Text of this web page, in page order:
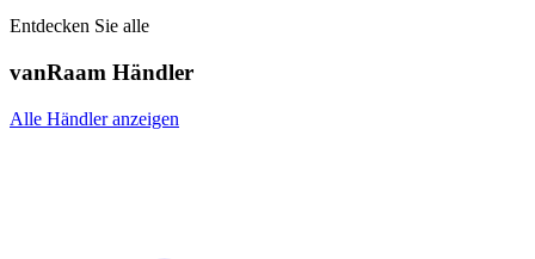
Entdecken Sie alle
vanRaam Händler
Alle Händler anzeigen